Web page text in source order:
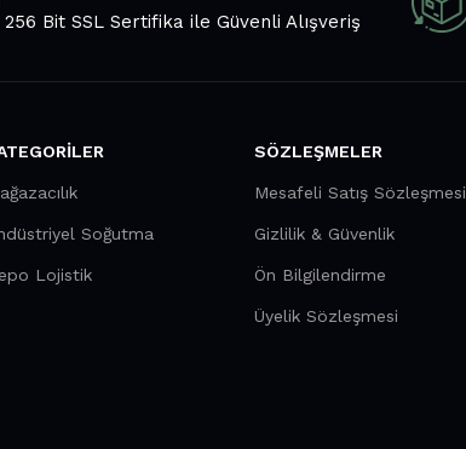
256 Bit SSL Sertifika ile Güvenli Alışveriş
Soğutma
Lojistik
SÖZLEŞMELER
Mesafeli Satış Sözleşmesi
Gizlilik & Güvenlik
Ön Bilgilendirme
Üyelik Sözleşmesi